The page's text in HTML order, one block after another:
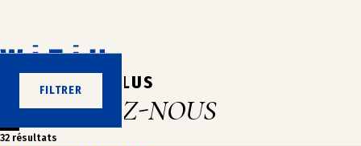
contenu
FILTRER
N’ATTENDEZ PLUS
REJOIGNEZ-NOUS
32 résultats